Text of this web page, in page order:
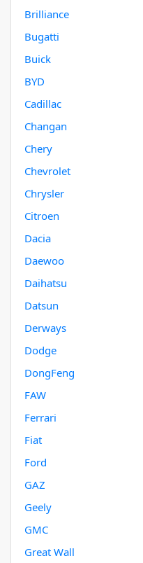
Brilliance
Bugatti
Buick
BYD
Cadillac
Changan
Chery
Chevrolet
Chrysler
Citroen
Dacia
Daewoo
Daihatsu
Datsun
Derways
Dodge
DongFeng
FAW
Ferrari
Fiat
Ford
GAZ
Geely
GMC
Great Wall